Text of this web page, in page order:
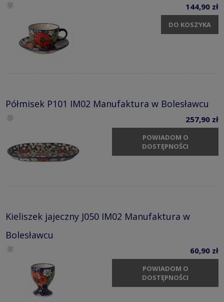
144,90 zł
DO KOSZYKA
Półmisek P101 IM02 Manufaktura w Bolesławcu
257,90 zł
POWIADOM O
DOSTĘPNOŚCI
Kieliszek jajeczny J050 IM02 Manufaktura w
Bolesławcu
60,90 zł
POWIADOM O
DOSTĘPNOŚCI